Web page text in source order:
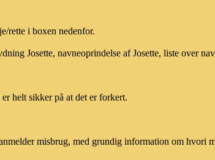
rette i boxen nedenfor.
Josette, navneoprindelse af Josette, liste over
helt sikker på at det er forkert.
misbrug, med grundig information om hvori